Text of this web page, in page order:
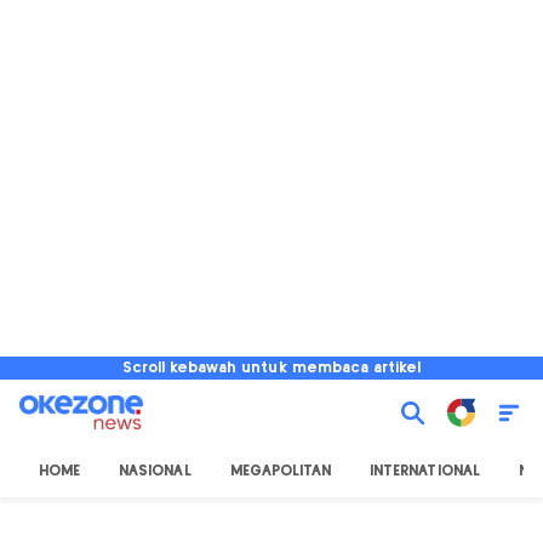
Scroll kebawah untuk membaca artikel
HOME NASIONAL MEGAPOLITAN INTERNATIONAL